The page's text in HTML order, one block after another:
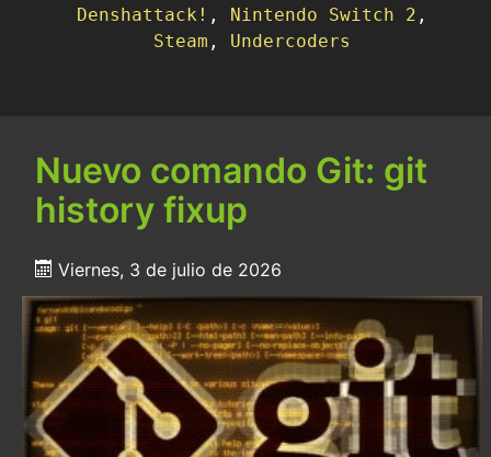
Denshattack! , Nintendo Switch 2 ,
Steam , Undercoders
Nuevo comando Git: git
history fixup
Viernes, 3 de julio de 2026